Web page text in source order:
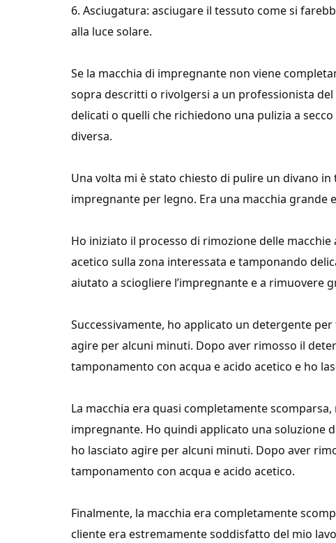
6. Asciugatura: asciugare il tessuto come si
alla luce solare.
Se la macchia di impregnante non viene
sopra descritti o rivolgersi a un professionista
delicati o quelli che richiedono una pulizia a
diversa.
Una volta mi è stato chiesto di pulire un divano
impregnante per legno. Era una macchia
Ho iniziato il processo di rimozione delle
acetico sulla zona interessata e tamponando
aiutato a sciogliere l’impregnante e a rimuovere
Successivamente, ho applicato un detergente
agire per alcuni minuti. Dopo aver rimosso il
tamponamento con acqua e acido acetico e ho
La macchia era quasi completamente
impregnante. Ho quindi applicato una soluzione
ho lasciato agire per alcuni minuti. Dopo aver
tamponamento con acqua e acido acetico.
Finalmente, la macchia era completamente
cliente era estremamente soddisfatto del mio